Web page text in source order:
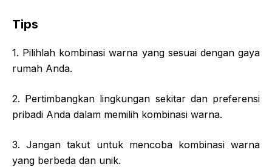
Tips
1. Pilihlah kombinasi warna yang sesuai dengan gaya
rumah Anda.
2. Pertimbangkan lingkungan sekitar dan preferensi
pribadi Anda dalam memilih kombinasi warna.
3. Jangan takut untuk mencoba kombinasi warna
yang berbeda dan unik.